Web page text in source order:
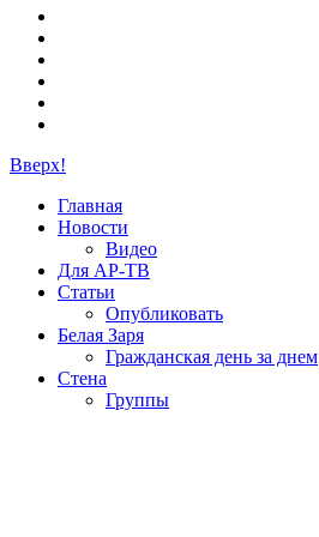
Вверх!
Главная
Новости
Видео
Для АР-ТВ
Статьи
Опубликовать
Белая Заря
Гражданская день за днем
Стена
Группы